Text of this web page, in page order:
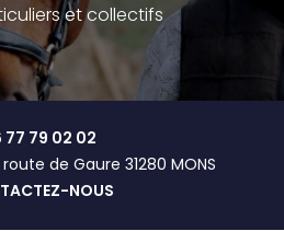
et collectifs
77 79 02 02
de Gaure 31280 MONS
NOUS